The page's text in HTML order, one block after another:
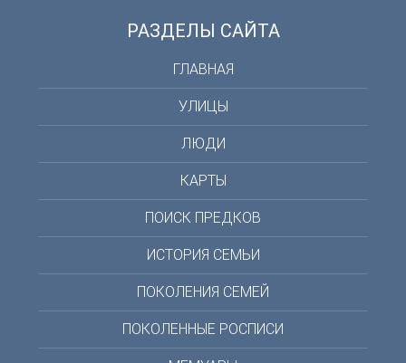
РАЗДЕЛЫ САЙТА
ГЛАВНАЯ
УЛИЦЫ
ЛЮДИ
КАРТЫ
ПОИСК ПРЕДКОВ
ИСТОРИЯ СЕМЬИ
ПОКОЛЕНИЯ СЕМЕЙ
ПОКОЛЕННЫЕ РОСПИСИ